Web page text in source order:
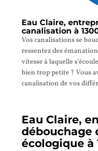
Eau Claire,
canalisation à
Vos canalisations se
ressentez des
vitesse à laquelle
bien trop petite ? Vous
canalisation de vos
Eau Claire,
débouchage
écologique à